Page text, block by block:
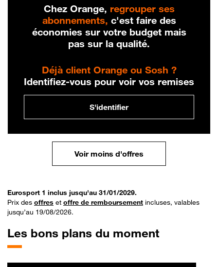
Chez Orange, regrouper ses
abonnements, c'est faire des
économies sur votre budget mais
pas sur la qualité.
Déjà client Orange ou Sosh ?
Identifiez-vous pour voir vos remises
S'identifier
Voir moins d'offres
Eurosport 1 inclus jusqu'au 31/01/2029.
Prix des offres et offre de remboursement incluses, valables
jusqu’au 19/08/2026.
Les bons plans du moment